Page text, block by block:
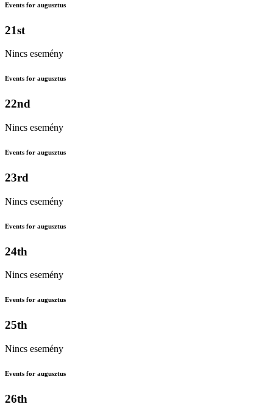
Events for augusztus
21st
Nincs esemény
Events for augusztus
22nd
Nincs esemény
Events for augusztus
23rd
Nincs esemény
Events for augusztus
24th
Nincs esemény
Events for augusztus
25th
Nincs esemény
Events for augusztus
26th